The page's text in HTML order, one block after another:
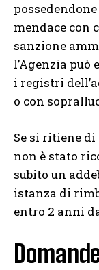
mendace con
sanzione
l’Agenzia
i registri
o con
Se si ritiene
non è stato
subito un
istanza di
entro 2 anni